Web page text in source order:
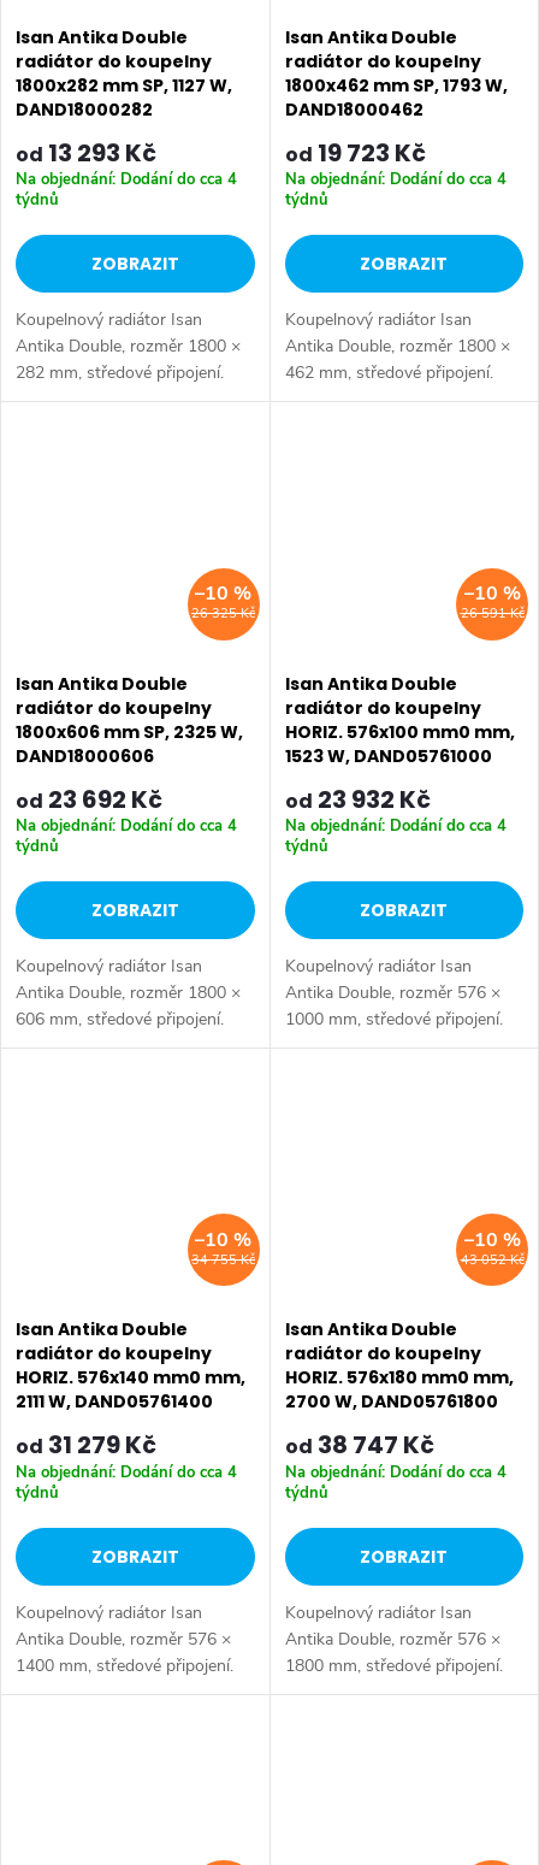
Isan Antika Double
radiátor do koupelny
1800x282 mm SP, 1127 W,
DAND18000282
od 13 293 Kč
Na objednání: Dodání do cca 4
týdnů
ZOBRAZIT
Koupelnový radiátor Isan
Antika Double, rozměr 1800 ×
282 mm, středové připojení.
Výkon 1127 W.
Isan Antika Double
radiátor do koupelny
1800x462 mm SP, 1793 W,
DAND18000462
od 19 723 Kč
Na objednání: Dodání do cca 4
týdnů
ZOBRAZIT
Koupelnový radiátor Isan
Antika Double, rozměr 1800 ×
462 mm, středové připojení.
Výkon 1793 W.
26 325 Kč
–10 %
Isan Antika Double
radiátor do koupelny
1800x606 mm SP, 2325 W,
DAND18000606
od 23 692 Kč
Na objednání: Dodání do cca 4
týdnů
ZOBRAZIT
Koupelnový radiátor Isan
Antika Double, rozměr 1800 ×
606 mm, středové připojení.
Výkon 2325 W.
26 591 Kč
–10 %
Isan Antika Double
radiátor do koupelny
HORIZ. 576x100 mm0 mm,
1523 W, DAND05761000
od 23 932 Kč
Na objednání: Dodání do cca 4
týdnů
ZOBRAZIT
Koupelnový radiátor Isan
Antika Double, rozměr 576 ×
1000 mm, středové připojení.
Výkon 1523 W. Dostupné
34 755 Kč
–10 %
Isan Antika Double
radiátor do koupelny
HORIZ. 576x140 mm0 mm,
2111 W, DAND05761400
od 31 279 Kč
Na objednání: Dodání do cca 4
týdnů
ZOBRAZIT
Koupelnový radiátor Isan
Antika Double, rozměr 576 ×
1400 mm, středové připojení.
Výkon 2111 W. Dostupné
43 052 Kč
–10 %
Isan Antika Double
radiátor do koupelny
HORIZ. 576x180 mm0 mm,
2700 W, DAND05761800
od 38 747 Kč
Na objednání: Dodání do cca 4
týdnů
ZOBRAZIT
Koupelnový radiátor Isan
Antika Double, rozměr 576 ×
1800 mm, středové připojení.
Výkon 2700 W. Dostupné